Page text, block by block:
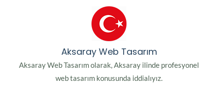
Aksaray Web Tasarım
Aksaray Web Tasarım olarak, Aksaray ilinde profesyonel
web tasarım konusunda iddialıyız.